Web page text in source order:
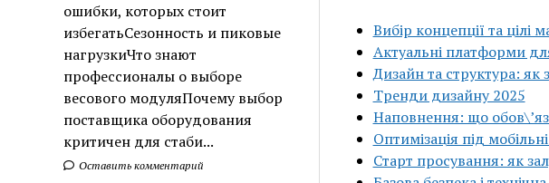
ошибки, которых стоит
избегатьСезонность и пиковые
нагрузкиЧто знают
профессионалы о выборе
весового модуляПочему выбор
поставщика оборудования
критичен для стаби...
Оставить комментарий
Вибір концепції та цілі
Актуальні платформи
Дизайн та структура: як
Тренди дизайну 2025
Наповнення: що
Оптимізація під
Старт просування: як